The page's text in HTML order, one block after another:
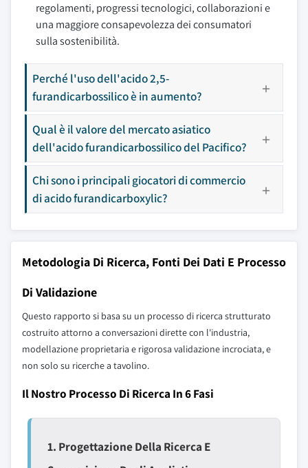
regolamenti, progressi tecnologici, collaborazioni e
una maggiore consapevolezza dei consumatori
sulla sostenibilità.
Perché l'uso dell'acido 2,5-
furandicarbossilico è in aumento?
Qual è il valore del mercato asiatico
dell'acido furandicarbossilico del Pacifico?
Chi sono i principali giocatori di commercio
di acido furandicarboxylic?
Metodologia Di Ricerca, Fonti Dei Dati E Processo
Di Validazione
Questo rapporto si basa su un processo di ricerca strutturato
costruito attorno a conversazioni dirette con l'industria,
modellazione proprietaria e rigorosa validazione incrociata, e
non solo su ricerche a tavolino.
Il Nostro Processo Di Ricerca In 6 Fasi
1. Progettazione Della Ricerca E